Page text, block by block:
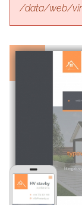
/data/web/